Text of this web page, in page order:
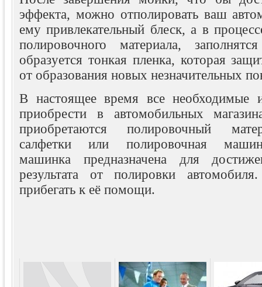
эффекта, можно отполировать ваш
ему привлекательный блеск, а в
полировочного материала,
образуется тонкая пленка, которая
от образования новых незначительных
В настоящее время все необходимые
приобрести в автомобильных
приобретаются полировочный
салфетки или полировочная
машинка предназначена для
результата от полировки
прибегать к её помощи.